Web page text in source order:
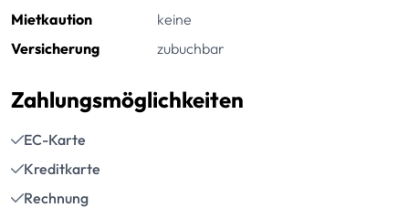
Mietkaution
keine
Versicherung
zubuchbar
Zahlungsmöglichkeiten
EC-Karte
Kreditkarte
Rechnung